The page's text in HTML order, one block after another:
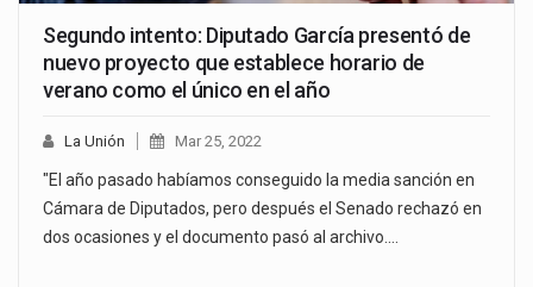
Segundo intento: Diputado García presentó de
nuevo proyecto que establece horario de
verano como el único en el año
La Unión Mar 25, 2022
"El año pasado habíamos conseguido la media sanción en
Cámara de Diputados, pero después el Senado rechazó en
dos ocasiones y el documento pasó al archivo.…